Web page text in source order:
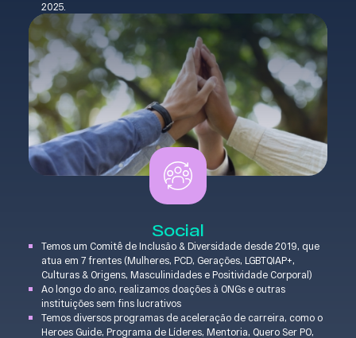
2025.
Social
Temos um Comitê de Inclusão & Diversidade desde 2019, que
atua em 7 frentes (Mulheres, PCD, Gerações, LGBTQIAP+,
Culturas & Origens, Masculinidades e Positividade Corporal)
Ao longo do ano, realizamos doações à ONGs e outras
instituições sem fins lucrativos
Temos diversos programas de aceleração de carreira, como o
Heroes Guide, Programa de Líderes, Mentoria, Quero Ser PO,